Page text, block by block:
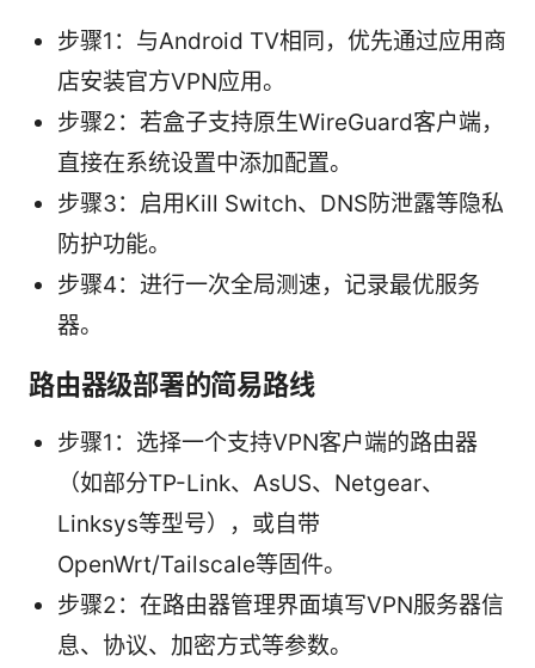
步骤1：与Android TV相同，优先通过应用商
店安装官方VPN应用。
步骤2：若盒子支持原生WireGuard客户端，
直接在系统设置中添加配置。
步骤3：启用Kill Switch、DNS防泄露等隐私
防护功能。
步骤4：进行一次全局测速，记录最优服务
器。
路由器级部署的简易路线
步骤1：选择一个支持VPN客户端的路由器
（如部分TP-Link、AsUS、Netgear、
Linksys等型号），或自带
OpenWrt/Tailscale等固件。
步骤2：在路由器管理界面填写VPN服务器信
息、协议、加密方式等参数。